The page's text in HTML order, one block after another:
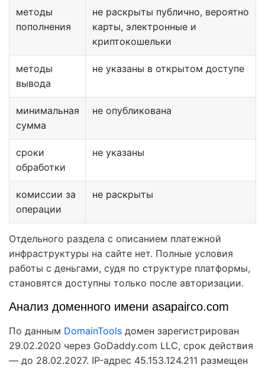
методы
пополнения
не раскрыты публично, вероятно
карты, электронные и
криптокошельки
методы
вывода
не указаны в открытом доступе
минимальная
сумма
не опубликована
сроки
обработки
не указаны
комиссии за
операции
не раскрыты
Отдельного раздела с описанием платежной
инфраструктуры на сайте нет. Полные условия
работы с деньгами, судя по структуре платформы,
становятся доступны только после авторизации.
Анализ доменного имени asapairco.com
По данным DomainTools домен зарегистрирован
29.02.2020 через GoDaddy.com LLC, срок действия
— до 28.02.2027. IP-адрес 45.153.124.211 размещен